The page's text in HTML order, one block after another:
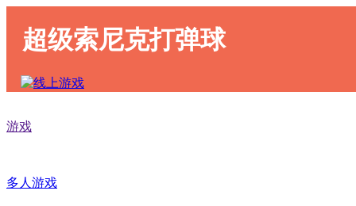
超级索尼克打弹球
游戏
多人游戏